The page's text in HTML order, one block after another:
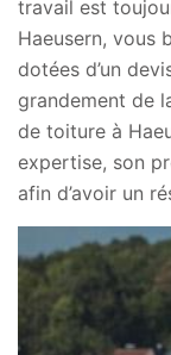
travail est
Haeusern, vous
dotées d’un
grandement de
de toiture à
expertise, son
afin d’avoir un